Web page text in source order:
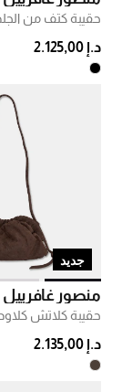
حقيبة كتف من
د.إ 2.125,00
جديد
منصور غافرييل
حقيبة كلاتش
د.إ 2.135,00